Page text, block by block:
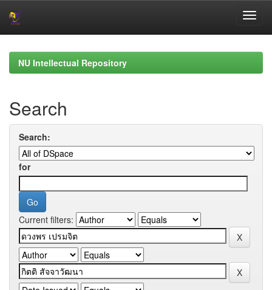
navigationNU Intellectual Repository
Search
Search:
for
Current filters: